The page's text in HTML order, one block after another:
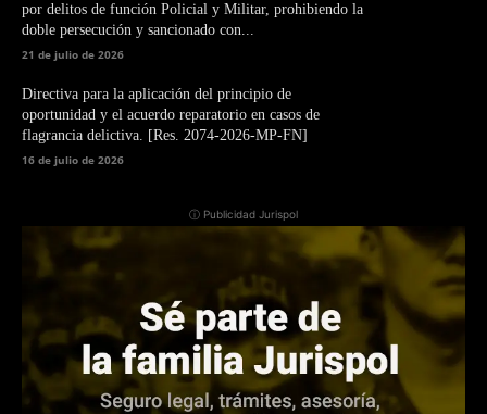
por delitos de función Policial y Militar, prohibiendo la
doble persecución y sancionado con...
21 de julio de 2026
Directiva para la aplicación del principio de
oportunidad y el acuerdo reparatorio en casos de
flagrancia delictiva. [Res. 2074-2026-MP-FN]
16 de julio de 2026
ⓘ Publicidad Jurispol